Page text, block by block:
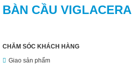
BÀN CẦU VIGLACERA
CHĂM SÓC KHÁCH HÀNG
Giao sản phẩm